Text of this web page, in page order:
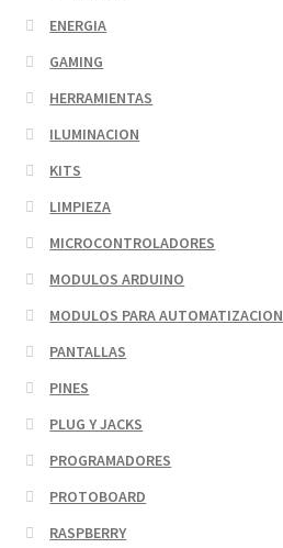
ENERGIA
GAMING
HERRAMIENTAS
ILUMINACION
KITS
LIMPIEZA
MICROCONTROLADORES
MODULOS ARDUINO
MODULOS PARA AUTOMATIZACION
PANTALLAS
PINES
PLUG Y JACKS
PROGRAMADORES
PROTOBOARD
RASPBERRY